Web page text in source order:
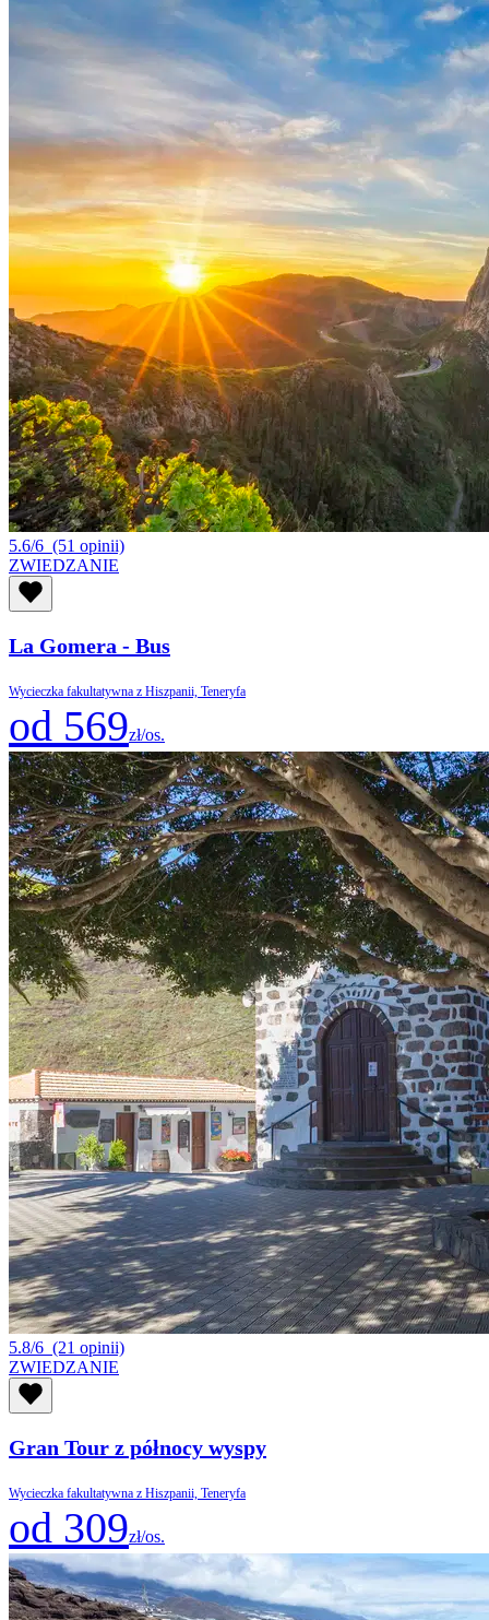
5.6/6 (51 opinii)
ZWIEDZANIE
La Gomera - Bus
Wycieczka fakultatywna z Hiszpanii, Teneryfa
od 569zł/os.
5.8/6 (21 opinii)
ZWIEDZANIE
Gran Tour z północy wyspy
Wycieczka fakultatywna z Hiszpanii, Teneryfa
od 309zł/os.